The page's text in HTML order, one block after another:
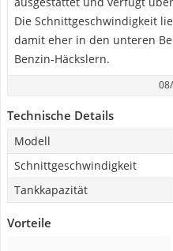
Die Schnittgeschwindigkeit
damit eher in den unteren
Benzin-Häckslern.
Technische Details
Modell
Schnittgeschwindigkeit
Tankkapazität
Vorteile